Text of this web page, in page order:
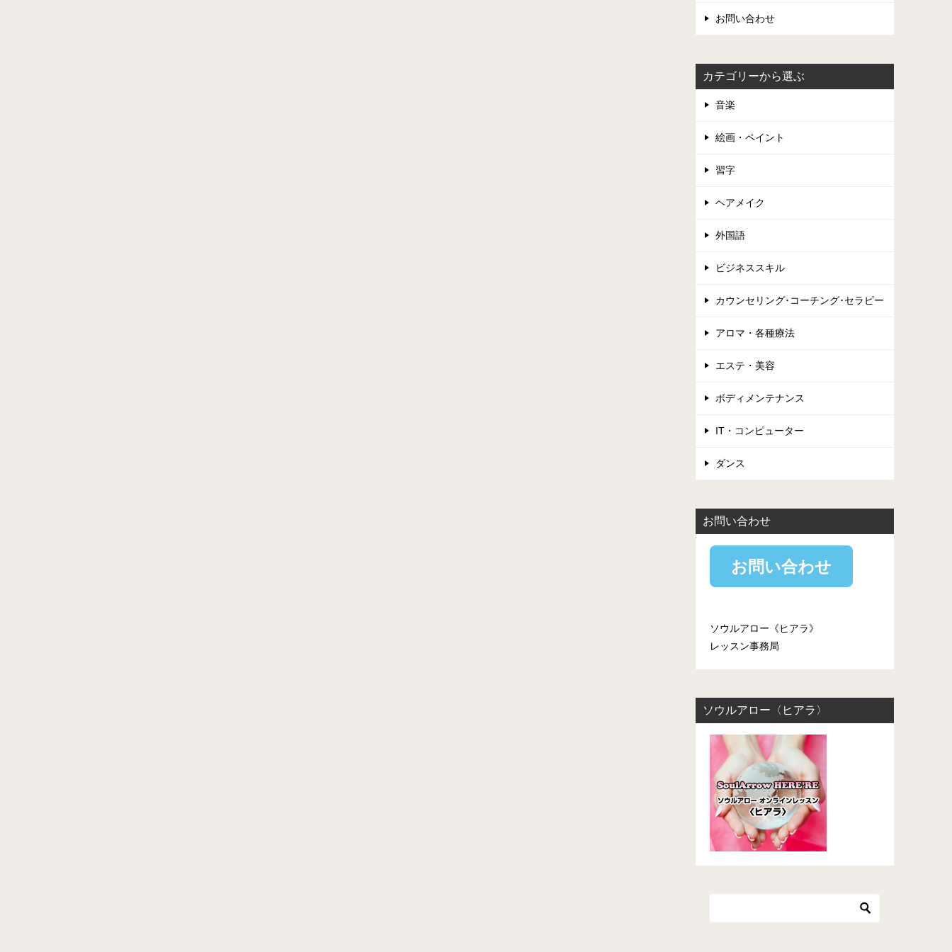
お問い合わせ
カテゴリーから選ぶ
音楽
絵画・ペイント
習字
ヘアメイク
外国語
ビジネススキル
カウンセリング･コーチング･セラピー
アロマ・各種療法
エステ・美容
ボディメンテナンス
IT・コンピューター
ダンス
お問い合わせ
お問い合わせ
ソウルアロー《ヒアラ》
レッスン事務局
ソウルアロー〈ヒアラ〉